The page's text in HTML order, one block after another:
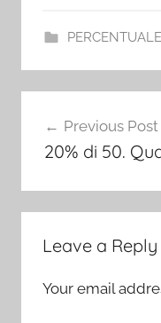
PERCENTUALE
navigation
Previous Post
20% di 50.
Leave a Reply
Your email